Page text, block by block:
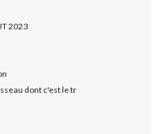
2023
dont c'est le tr